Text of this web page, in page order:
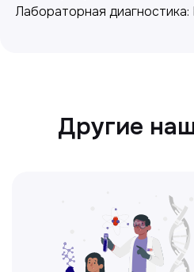
Лабораторная
Ультразвуковая
Безопасный и точный метод для